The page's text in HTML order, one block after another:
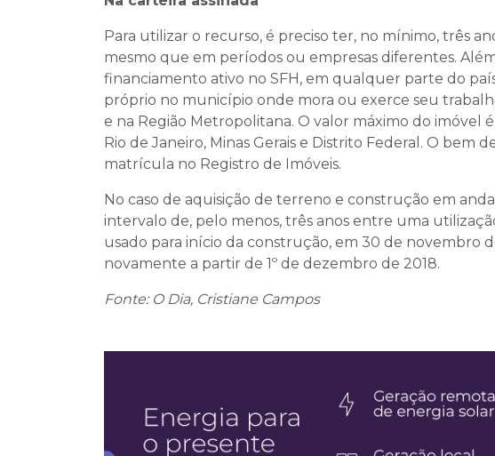
Para utilizar o recurso, é preciso ter, no mínimo, três
mesmo que em períodos ou empresas diferentes.
financiamento ativo no SFH, em qualquer parte do
próprio no município onde mora ou exerce seu
e na Região Metropolitana. O valor máximo do imóvel
Rio de Janeiro, Minas Gerais e Distrito Federal. O bem
matrícula no Registro de Imóveis.
No caso de aquisição de terreno e construção em
intervalo de, pelo menos, três anos entre uma
usado para início da construção, em 30 de novembro
novamente a partir de 1º de dezembro de 2018.
Fonte: O Dia, Cristiane Campos